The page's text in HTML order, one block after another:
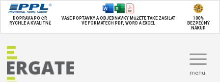
DOPRAVA PO ČR
RYCHLE A KVALITNĚ
VAŠE POPTÁVKY A OBJEDNÁVKY MŮŽETE TAKÉ ZASÍLAT
VE FORMÁTECH PDF, WORD A EXCEL
100%
BEZPEČNÝ
NÁKUP
menu